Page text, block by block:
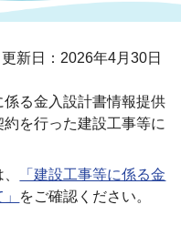
更新日：2026年4月30日
る金入設計書情報提供
を行った建設工事等に
「建設工事等に係る金
をご確認ください。